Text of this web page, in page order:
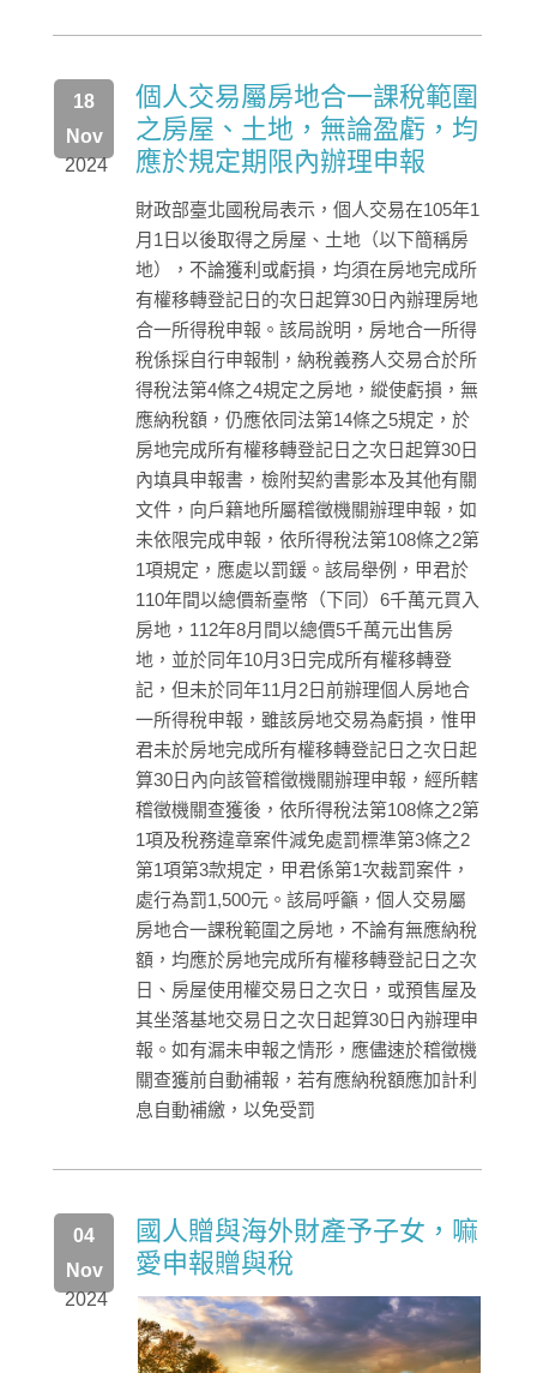
2024
18
Nov
個人交易屬房地合一課稅範圍
之房屋、土地，無論盈虧，均
應於規定期限內辦理申報
財政部臺北國稅局表示，個人交易在105年1
月1日以後取得之房屋、土地（以下簡稱房
地），不論獲利或虧損，均須在房地完成所
有權移轉登記日的次日起算30日內辦理房地
合一所得稅申報。該局說明，房地合一所得
稅係採自行申報制，納稅義務人交易合於所
得稅法第4條之4規定之房地，縱使虧損，無
應納稅額，仍應依同法第14條之5規定，於
房地完成所有權移轉登記日之次日起算30日
內填具申報書，檢附契約書影本及其他有關
文件，向戶籍地所屬稽徵機關辦理申報，如
未依限完成申報，依所得稅法第108條之2第
1項規定，應處以罰鍰。該局舉例，甲君於
110年間以總價新臺幣（下同）6千萬元買入
房地，112年8月間以總價5千萬元出售房
地，並於同年10月3日完成所有權移轉登
記，但未於同年11月2日前辦理個人房地合
一所得稅申報，雖該房地交易為虧損，惟甲
君未於房地完成所有權移轉登記日之次日起
算30日內向該管稽徵機關辦理申報，經所轄
稽徵機關查獲後，依所得稅法第108條之2第
1項及稅務違章案件減免處罰標準第3條之2
第1項第3款規定，甲君係第1次裁罰案件，
處行為罰1,500元。該局呼籲，個人交易屬
房地合一課稅範圍之房地，不論有無應納稅
額，均應於房地完成所有權移轉登記日之次
日、房屋使用權交易日之次日，或預售屋及
其坐落基地交易日之次日起算30日內辦理申
報。如有漏未申報之情形，應儘速於稽徵機
關查獲前自動補報，若有應納稅額應加計利
息自動補繳，以免受罰
2024
04
Nov
國人贈與海外財產予子女，嘛
愛申報贈與稅